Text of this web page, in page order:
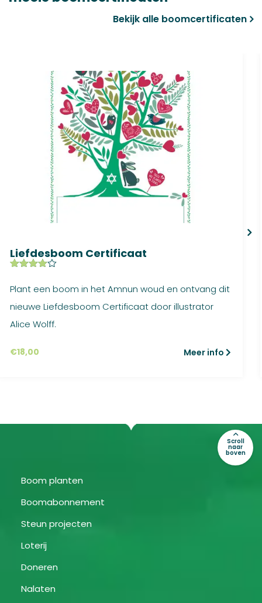
Bekijk alle boomcertificaten
Liefdesboom Certificaat
rd
4.43
op 5
gebaseer
d opklant
waardering
en
Plant een boom in het Amnun woud en ontvang dit
nieuwe Liefdesboom Certificaat door illustrator
Alice Wolff.
€18,00 Meer info
Boom planten
Boomabonnement
Steun projecten
Loterij
Doneren
Nalaten
Scroll
naar
boven